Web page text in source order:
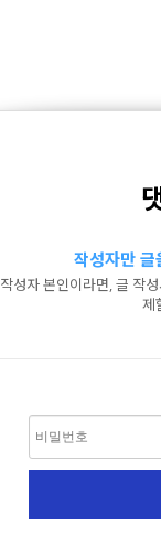
작성자만 글
작성자 본인이라면, 글 작
제